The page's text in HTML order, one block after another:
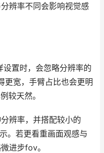
辨率不同会影响视觉感
置时，会忽略分辨率的
更宽，手臂占比也会更明
较天然。
辨率，并搭配较小的
。若更看重画面观感与
进步fov。